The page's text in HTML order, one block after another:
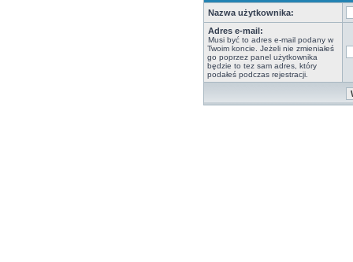
Nazwa użytkownika:
Adres e-mail:
Musi być to adres e-mail podany w
Twoim koncie. Jeżeli nie zmieniałeś
go poprzez panel użytkownika
będzie to tez sam adres, który
podałeś podczas rejestracji.